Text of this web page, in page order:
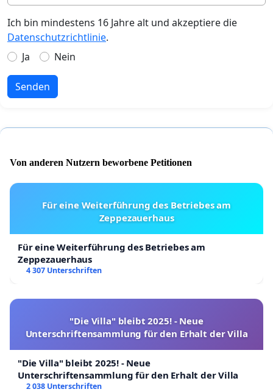
Ich bin mindestens 16 Jahre alt und akzeptiere die
Datenschutzrichtlinie.
Ja
Nein
Senden
Von anderen Nutzern beworbene Petitionen
Für eine Weiterführung des Betriebes am
Zeppezauerhaus
Für eine Weiterführung des Betriebes am
Zeppezauerhaus
4 307 Unterschriften
"Die Villa" bleibt 2025! - Neue
Unterschriftensammlung für den Erhalt der Villa
"Die Villa" bleibt 2025! - Neue
Unterschriftensammlung für den Erhalt der Villa
2 038 Unterschriften